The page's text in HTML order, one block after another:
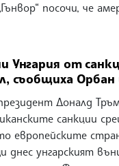
посочи, че
Унгария от
съобщиха
Доналд
санкции
европейските
днес унгарският